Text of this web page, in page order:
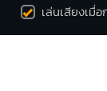
เล่นเสียงเมื่